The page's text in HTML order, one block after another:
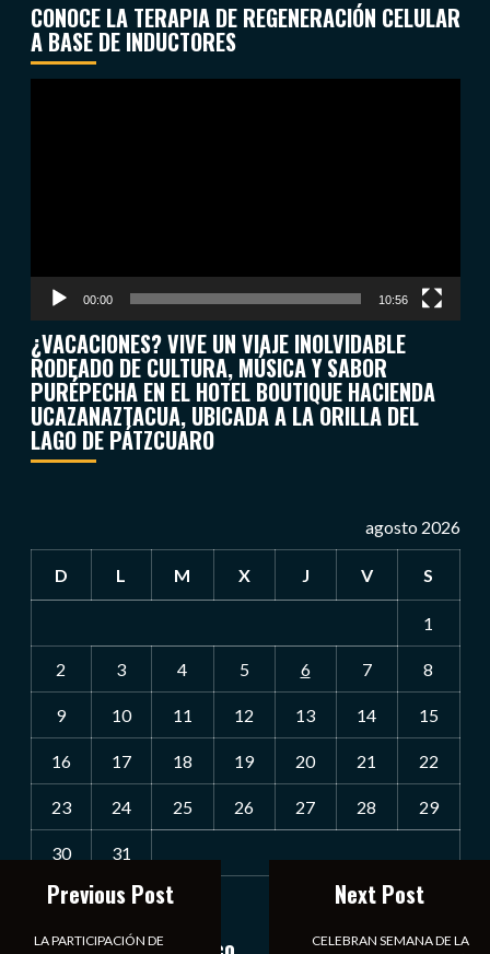
CONOCE LA TERAPIA DE REGENERACIÓN CELULAR
A BASE DE INDUCTORES
00:00 10:56
¿VACACIONES? VIVE UN VIAJE INOLVIDABLE
RODEADO DE CULTURA, MÚSICA Y SABOR
PURÉPECHA EN EL HOTEL BOUTIQUE HACIENDA
UCAZANAZTACUA, UBICADA A LA ORILLA DEL
LAGO DE PÁTZCUARO
agosto 2026
D L M X J V S
1
2 3 4 5 6 7 8
9 10 11 12 13 14 15
16 17 18 19 20 21 22
23 24 25 26 27 28 29
30 31
« Jul
Previous Post
LA PARTICIPACIÓN DE
Next Post
CELEBRAN SEMANA DE LA